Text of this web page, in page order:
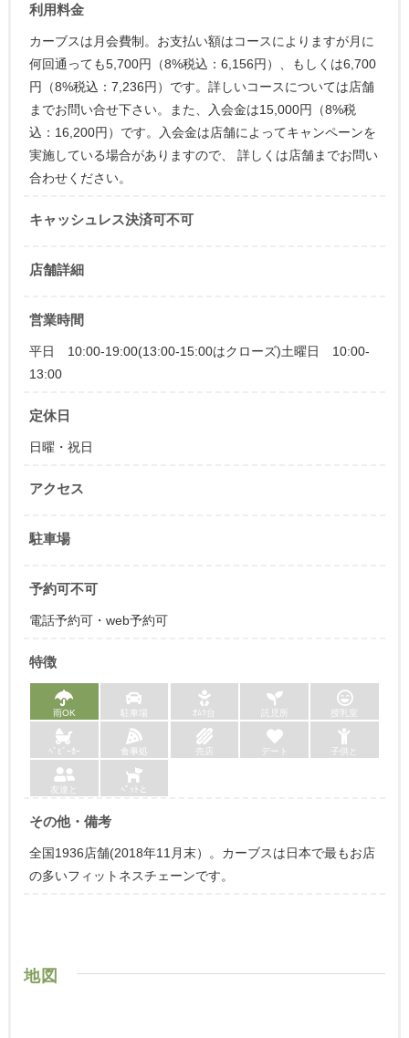
利用料金
カーブスは月会費制。お支払い額はコースによりますが月に
何回通っても5,700円（8%税込：6,156円）、もしくは6,700
円（8%税込：7,236円）です。詳しいコースについては店舗
までお問い合せ下さい。また、入会金は15,000円（8%税
込：16,200円）です。入会金は店舗によってキャンペーンを
実施している場合がありますので、 詳しくは店舗までお問い
合わせください。
キャッシュレス決済可不可
店舗詳細
営業時間
平日 10:00-19:00(13:00-15:00はクローズ)土曜日 10:00-
13:00
定休日
日曜・祝日
アクセス
駐車場
予約可不可
電話予約可・web予約可
特徴
雨OK 駐車場 ｵﾑﾂ台 託児所 授乳室
ﾍﾞﾋﾞｰｶｰ 食事処 売店 デート 子供と
友達と ﾍﾟｯﾄと
その他・備考
全国1936店舗(2018年11月末）。カーブスは日本で最もお店
の多いフィットネスチェーンです。
地図